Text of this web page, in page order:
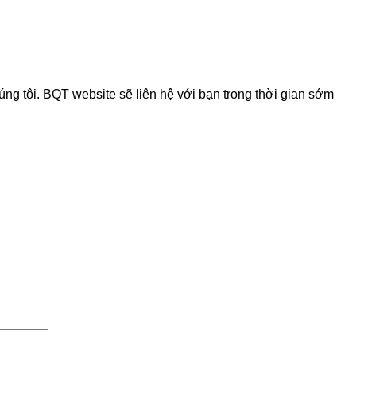
tôi. BQT website sẽ liên hệ với bạn trong thời gian sớm